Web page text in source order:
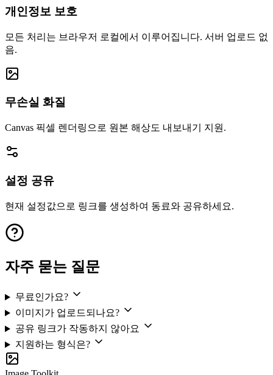
개인정보 보호
모든 처리는 브라우저 로컬에서 이루어집니다. 서버 업로드 없
음.
무손실 화질
Canvas 픽셀 렌더링으로 원본 해상도 내보내기 지원.
설정 공유
현재 설정값으로 링크를 생성하여 동료와 공유하세요.
자주 묻는 질문
무료인가요?
이미지가 업로드되나요?
공유 링크가 작동하지 않아요
지원하는 형식은?